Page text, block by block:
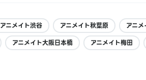
アニメイト渋谷 アニメイト秋葉原
アニ
アニメイト大阪日本橋 アニメイト梅田